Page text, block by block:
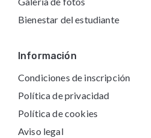
Bienestar del estudiante
Información
Condiciones de inscripción
Política de privacidad
Política de cookies
Aviso legal